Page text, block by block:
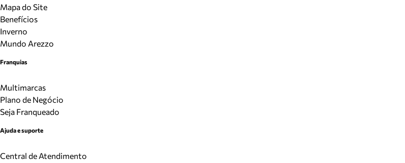
Mapa do Site
Benefícios
Inverno
Mundo Arezzo
Franquias
Multimarcas
Plano de Negócio
Seja Franqueado
Ajuda e suporte
Central de Atendimento